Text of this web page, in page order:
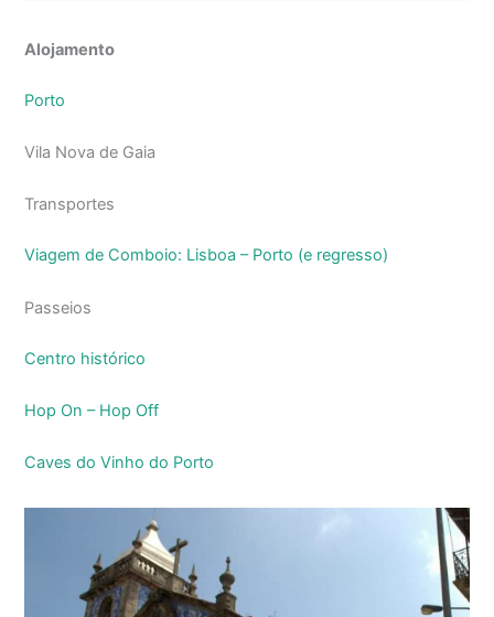
Alojamento
Porto
Vila Nova de Gaia
Transportes
Viagem de Comboio: Lisboa – Porto (e regresso)
Passeios
Centro histórico
Hop On – Hop Off
Caves do Vinho do Porto